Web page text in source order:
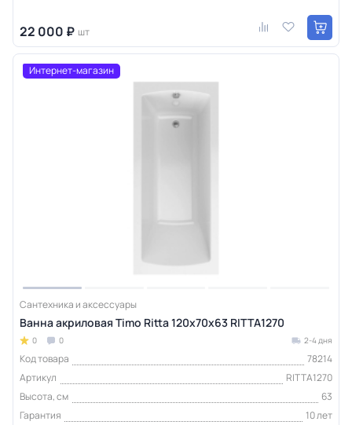
22 000 ₽ шт
Интернет-магазин
Сантехника и аксессуары
Ванна акриловая Timo Ritta 120х70х63 RITTA1270
0 0 2-4 дня
Код товара
78214
Артикул
RITTA1270
Высота, см
63
Гарантия
10 лет